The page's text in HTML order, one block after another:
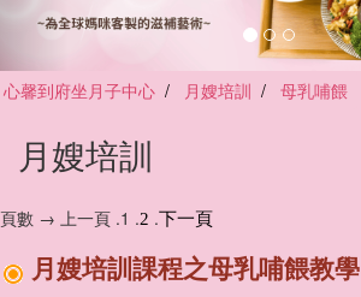
心馨到府坐月子中心 月嫂培訓 母乳哺餵
月嫂培訓
頁數 → 上一頁 .1 .2 .下一頁
月嫂培訓課程之母乳哺餵教學